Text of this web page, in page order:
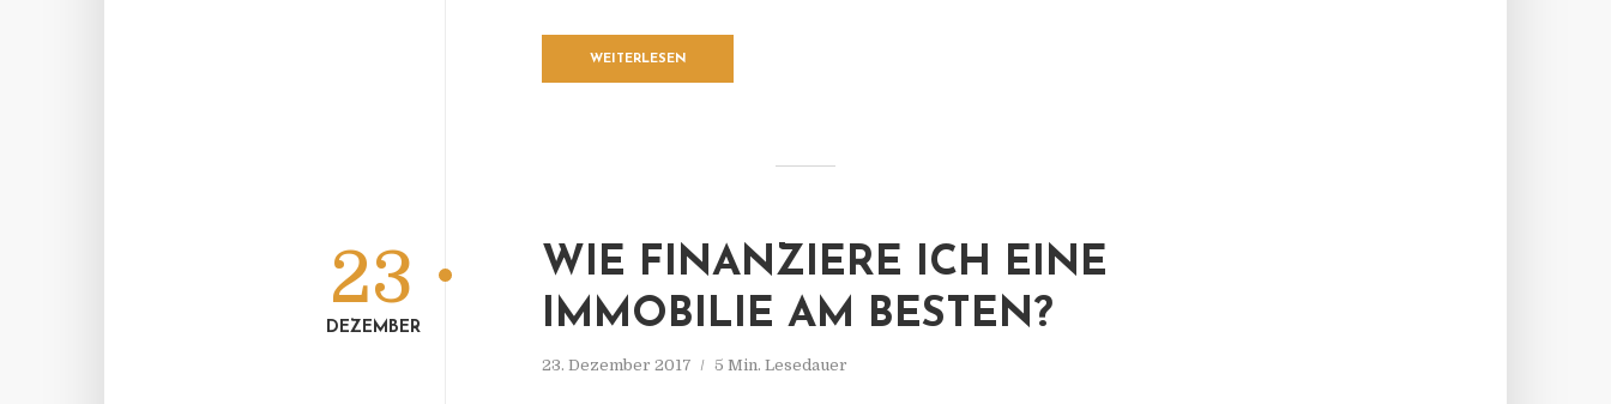
WEITERLESEN
WIE FINANZIERE ICH EINE
IMMOBILIE AM BESTEN?
23. Dezember 2017 5 Min. Lesedauer
23
DEZEMBER